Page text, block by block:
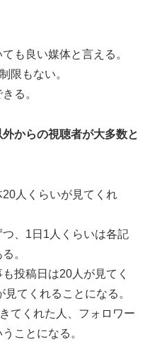
も良い媒体と言える。
限もない。
る。
からの視聴者が大多数と
人くらいが見てくれ
、1日1人くらいは各記
。
投稿日は20人が見てく
てくれることになる。
てくれた人、フォロワー
ことになる。